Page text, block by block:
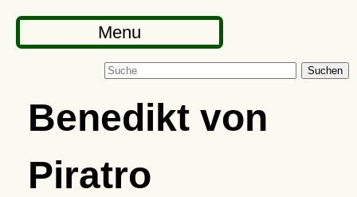
Menu
Suchen
Benedikt von
Piratro